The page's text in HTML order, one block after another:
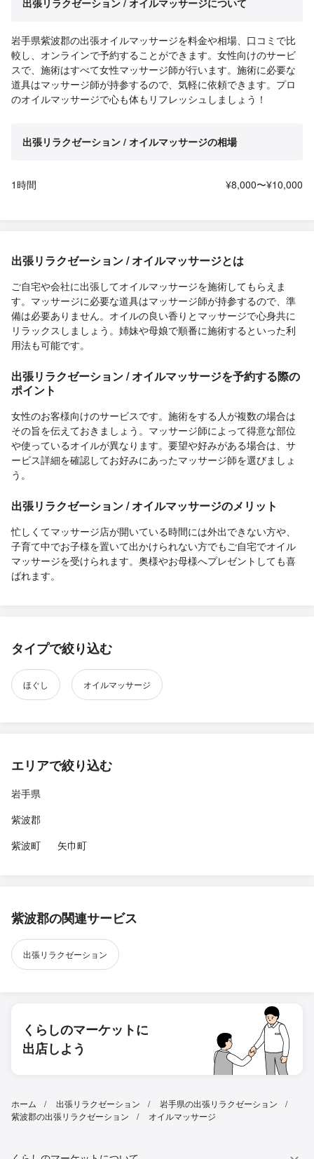
岩手県紫波郡の出張オイルマッサージを料金や相場、口コミで比
較し、オンラインで予約することができます。女性向けのサービ
スで、施術はすべて女性マッサージ師が行います。施術に必要な
道具はマッサージ師が持参するので、気軽に依頼できます。プロ
のオイルマッサージで心も体もリフレッシュしましょう！
出張リラクゼーション / オイルマッサージの相場
1時間 ¥8,000〜¥10,000
出張リラクゼーション / オイルマッサージとは
ご自宅や会社に出張してオイルマッサージを施術してもらえま
す。マッサージに必要な道具はマッサージ師が持参するので、準
備は必要ありません。オイルの良い香りとマッサージで心身共に
リラックスしましょう。姉妹や母娘で順番に施術するといった利
用法も可能です。
出張リラクゼーション / オイルマッサージを予約する際の
ポイント
女性のお客様向けのサービスです。施術をする人が複数の場合は
その旨を伝えておきましょう。マッサージ師によって得意な部位
や使っているオイルが異なります。要望や好みがある場合は、サ
ービス詳細を確認してお好みにあったマッサージ師を選びましょ
う。
出張リラクゼーション / オイルマッサージのメリット
忙しくてマッサージ店が開いている時間には外出できない方や、
子育て中でお子様を置いて出かけられない方でもご自宅でオイル
マッサージを受けられます。奥様やお母様へプレゼントしても喜
ばれます。
タイプで絞り込む
ほぐし オイルマッサージ
エリアで絞り込む
岩手県
紫波郡
紫波町
矢巾町
紫波郡の関連サービス
出張リラクゼーション
くらしのマーケットに
出店しよう
ホーム 出張リラクゼーション
岩手県の出張リラクゼーション
紫波郡の出張リラクゼーション
オイルマッサージ